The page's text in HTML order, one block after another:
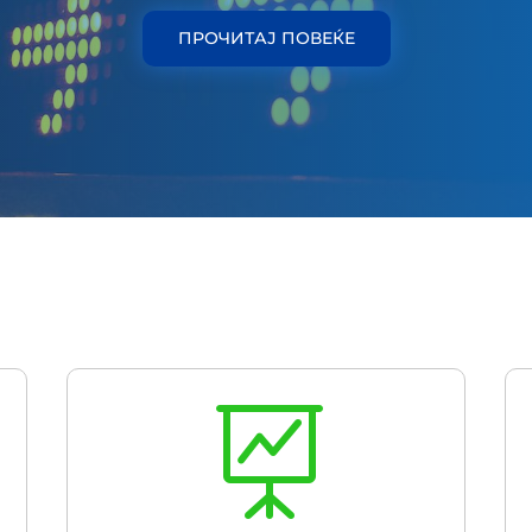
ПРОЧИТАЈ ПОВЕЌЕ
